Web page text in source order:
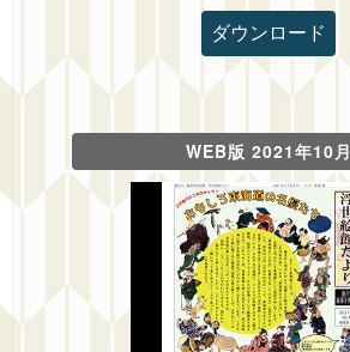
ダウンロード
WEB版 2021年10月